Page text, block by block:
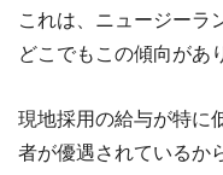
これは、ニュージーラ
どこでもこの傾向があ
現地採用の給与が特に
者が優遇されているか